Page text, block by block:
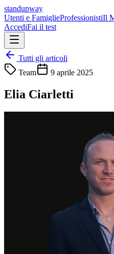
standupway
Utenti e FamiglieProfessionistiIl
AccediFai il test
Tutti gli articoli
Team
9 aprile 2025
Elia Ciarletti